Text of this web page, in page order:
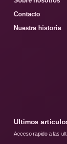
Contacto
Nuestra historia
Ultimos
Acceso rapido a las